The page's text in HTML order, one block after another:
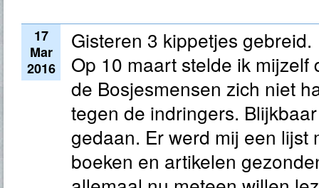
17
Mar
2016
Gisteren 3 kippetjes gebreid.
Op 10 maart stelde ik mijzelf
de Bosjesmensen zich niet
tegen de indringers.
gedaan. Er werd mij een lijst
boeken en artikelen